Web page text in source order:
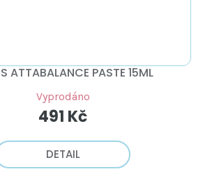
ATTABALANCE PASTE 15ML
Vyprodáno
491 Kč
DETAIL